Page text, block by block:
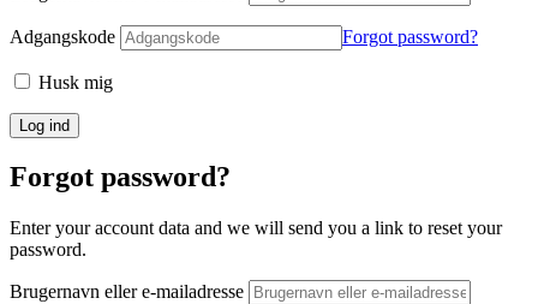
Adgangskode Forgot password?
Husk mig
Forgot password?
Enter your account data and we will send you a link to reset your
password.
Brugernavn eller e-mailadresse